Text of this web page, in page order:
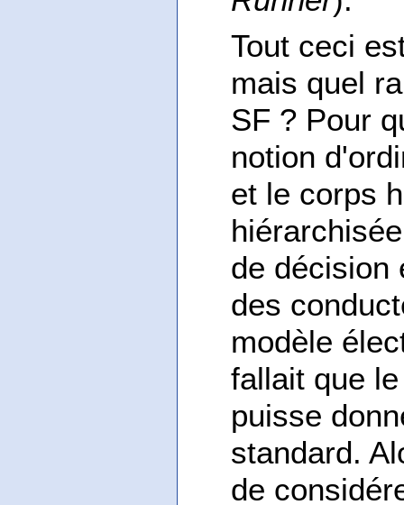
Tout ceci
mais quel
SF ? Pour
notion
et le corps
de décision
des
modèle
fallait que
puisse
standard.
de